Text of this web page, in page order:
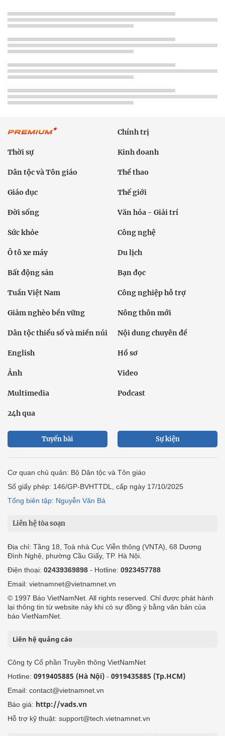
Chính trị
Thời sự Kinh doanh
Dân tộc và Tôn giáo Thể thao
Giáo dục Thế giới
Đời sống Văn hóa - Giải trí
Sức khỏe Công nghệ
Ô tô xe máy Du lịch
Bất động sản Bạn đọc
Tuần Việt Nam Công nghiệp hỗ trợ
Giảm nghèo bền vững Nông thôn mới
Dân tộc thiểu số và miền núi Nội dung chuyên đề
English Hồ sơ
Ảnh Video
Multimedia Podcast
24h qua
Tuyến bài Sự kiện
Cơ quan chủ quản: Bộ Dân tộc và Tôn giáo
Số giấy phép: 146/GP-BVHTTDL, cấp ngày 17/10/2025
Tổng biên tập: Nguyễn Văn Bá
Liên hệ tòa soạn
Địa chỉ: Tầng 18, Toà nhà Cục Viễn thông (VNTA), 68 Dương
Đình Nghệ, phường Cầu Giấy, TP. Hà Nội.
Điện thoại: 02439369898 - Hotline: 0923457788
Email: vietnamnet@vietnamnet.vn
© 1997 Báo VietNamNet. All rights reserved. Chỉ được phát hành
lại thông tin từ website này khi có sự đồng ý bằng văn bản của
báo VietNamNet.
Liên hệ quảng cáo
Công ty Cổ phần Truyền thông VietNamNet
Hotline: 0919405885 (Hà Nội) - 0919435885 (Tp.HCM)
Email: contact@vietnamnet.vn
Báo giá: http://vads.vn
Hỗ trợ kỹ thuật: support@tech.vietnamnet.vn